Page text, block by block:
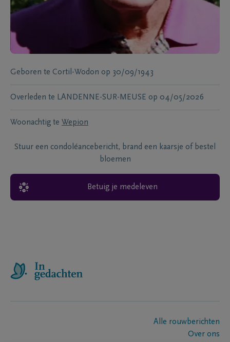
Geboren te Cortil-Wodon op 30/09/1943
Overleden te LANDENNE-SUR-MEUSE op 04/05/2026
Woonachtig te Wepion
Stuur een condoléancebericht, brand een kaarsje of bestel
bloemen
Betuig je medeleven
Alle rouwberichten
Over ons